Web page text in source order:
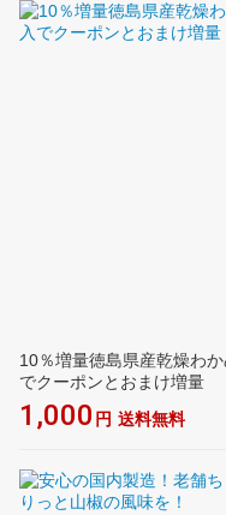
10％増量徳島県産乾燥わ
でクーポンとおまけ増量
1,000 円 送料無料